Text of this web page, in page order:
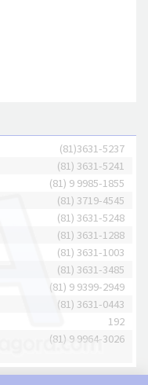
(81)3631-5237
(81) 3631-5241
(81) 9 9985-1855
(81) 3719-4545
(81) 3631-5248
(81) 3631-1288
(81) 3631-1003
(81) 3631-3485
(81) 9 9399-2949
(81) 3631-0443
192
(81) 9 9964-3026